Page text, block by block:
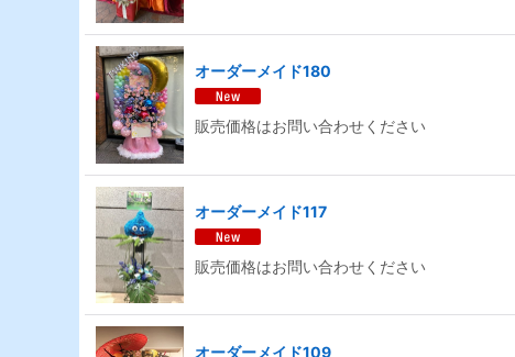
オーダーメイド180
販売価格はお問い合わせください
オーダーメイド117
販売価格はお問い合わせください
オーダーメイド109